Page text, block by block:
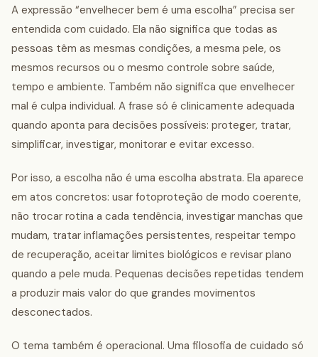
A expressão “envelhecer bem é uma escolha” precisa ser
entendida com cuidado. Ela não significa que todas as
pessoas têm as mesmas condições, a mesma pele, os
mesmos recursos ou o mesmo controle sobre saúde,
tempo e ambiente. Também não significa que envelhecer
mal é culpa individual. A frase só é clinicamente adequada
quando aponta para decisões possíveis: proteger, tratar,
simplificar, investigar, monitorar e evitar excesso.
Por isso, a escolha não é uma escolha abstrata. Ela aparece
em atos concretos: usar fotoproteção de modo coerente,
não trocar rotina a cada tendência, investigar manchas que
mudam, tratar inflamações persistentes, respeitar tempo
de recuperação, aceitar limites biológicos e revisar plano
quando a pele muda. Pequenas decisões repetidas tendem
a produzir mais valor do que grandes movimentos
desconectados.
O tema também é operacional. Uma filosofia de cuidado só